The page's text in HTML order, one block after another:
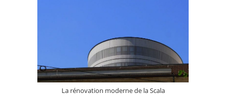
La rénovation moderne de la Scala